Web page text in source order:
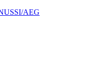
AEG